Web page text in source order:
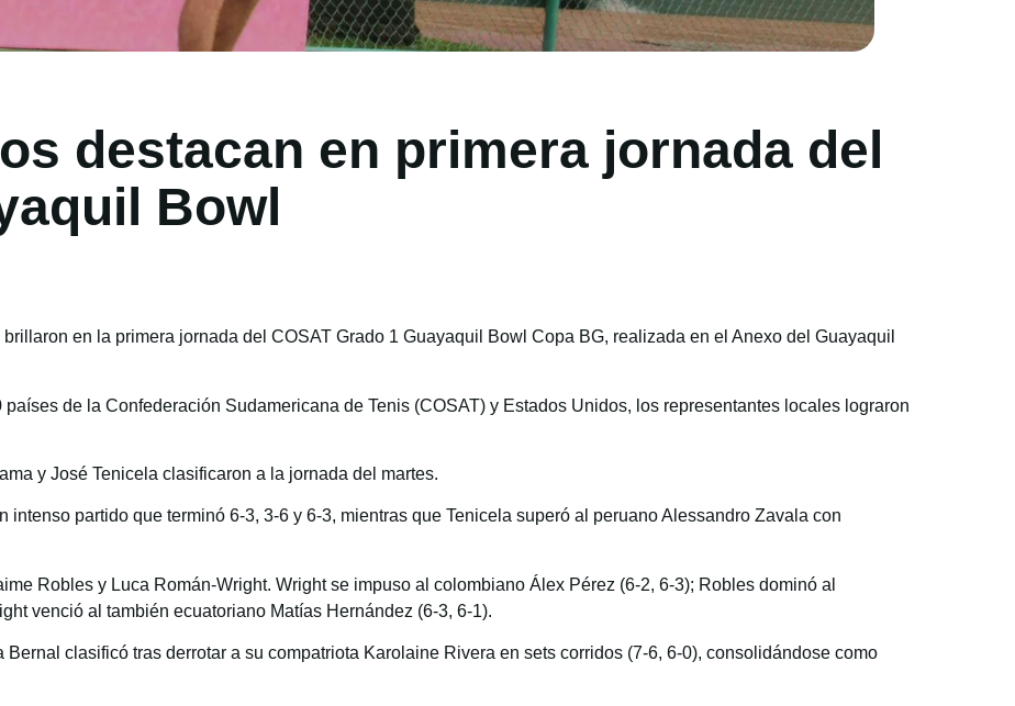
destacan en primera jornada del
Bowl
en la primera jornada del COSAT Grado 1 Guayaquil Bowl Copa BG, realizada en el Anexo del Guayaquil
de la Confederación Sudamericana de Tenis (COSAT) y Estados Unidos, los representantes locales lograron
y José Tenicela clasificaron a la jornada del martes.
intenso partido que terminó 6-3, 3-6 y 6-3, mientras que Tenicela superó al peruano Alessandro Zavala con
Robles y Luca Román-Wright. Wright se impuso al colombiano Álex Pérez (6-2, 6-3); Robles dominó al
venció al también ecuatoriano Matías Hernández (6-3, 6-1).
clasificó tras derrotar a su compatriota Karolaine Rivera en sets corridos (7-6, 6-0), consolidándose como